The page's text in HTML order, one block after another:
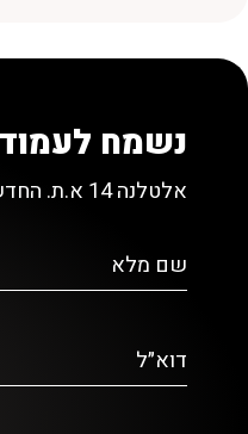
נשמח
אלטלנה 14 א.ת. החדש, מערב ראשון לציון. 2161*
שם מלא
דוא״ל